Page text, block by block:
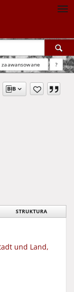
?
STRUKTURA
und Land,